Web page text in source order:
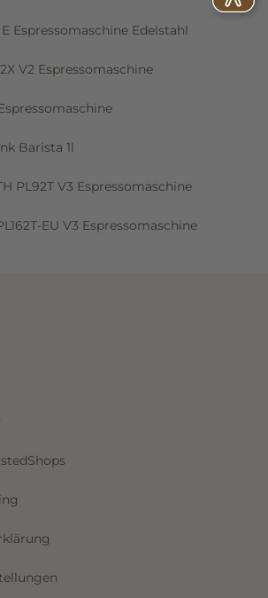
Espressomaschine Edelstahl
V2 Espressomaschine
Barista 1l
PL92T V3 Espressomaschine
EU V3 Espressomaschine